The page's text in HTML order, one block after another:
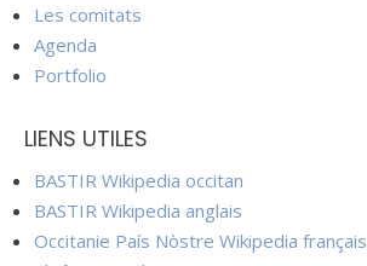
Les comitats
Agenda
Portfolio
LIENS UTILES
BASTIR Wikipedia occitan
BASTIR Wikipedia anglais
Occitanie País Nòstre Wikipedia français